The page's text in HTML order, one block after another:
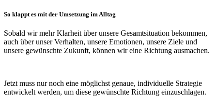
So klappt es mit der Umsetzung im Alltag
Sobald wir mehr Klarheit über unsere Gesamtsituation bekommen,
auch über unser Verhalten, unsere Emotionen, unsere Ziele und
unsere gewünschte Zukunft, können wir eine Richtung ausmachen.
Jetzt muss nur noch eine möglichst genaue, individuelle Strategie
entwickelt werden, um diese gewünschte Richtung einzuschlagen.